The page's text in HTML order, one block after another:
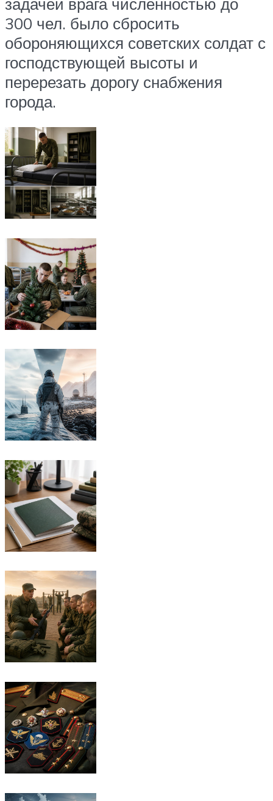
задачей врага численностью до
300 чел. было сбросить
обороняющихся советских солдат с
господствующей высоты и
перерезать дорогу снабжения
города.